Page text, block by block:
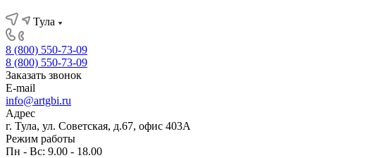
Тула
8 (800) 550-73-09
8 (800) 550-73-09
Заказать звонок
E-mail
info@artgbi.ru
Адрес
г. Тула, ул. Советская, д.67, офис 403А
Режим работы
Пн - Вс: 9.00 - 18.00